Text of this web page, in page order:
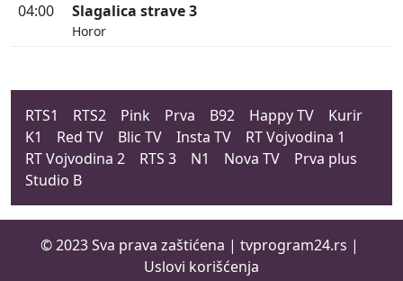
04:00 Slagalica strave 3
Horor
RTS1 RTS2 Pink Prva B92 Happy TV
Kurir
K1
Red TV Blic TV Insta TV
RT Vojvodina 1
RT Vojvodina 2
RTS 3 N1 Nova TV
Prva plus
Studio B
© 2023 Sva prava zaštićena | tvprogram24.rs |
Uslovi korišćenja